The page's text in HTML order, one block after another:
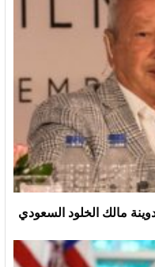
مالك الخلود السعودي